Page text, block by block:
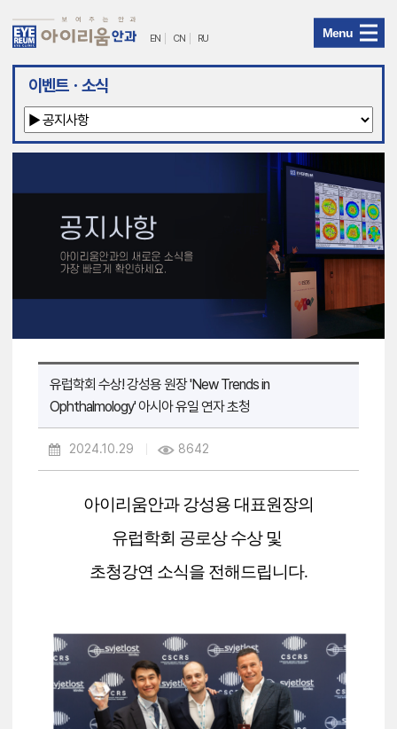
아
리
안
과
EN CN RU Menu
이벤트ㆍ소식
유럽학회 수상! 강성용 원장 'New Trends in
Ophthalmology' 아시아 유일 연자 초청
2024.10.29 8642
아이리움안과 강성용 대표원장의
유럽학회 공로상 수상 및
초청강연 소식을 전해드립니다.